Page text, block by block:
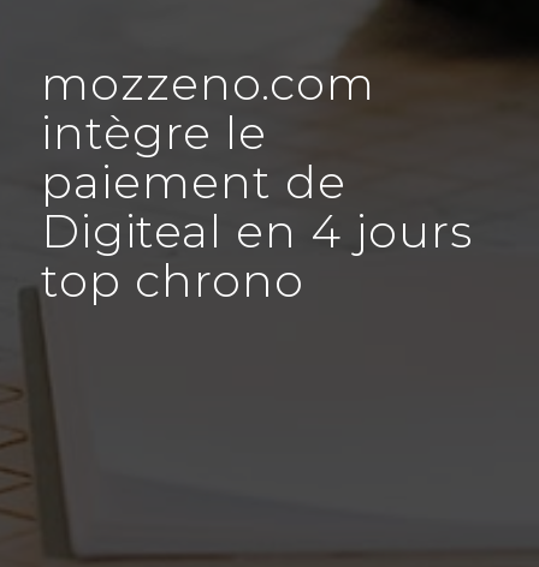
mozzeno.com
intègre le
paiement de
Digiteal en 4 jours
top chrono